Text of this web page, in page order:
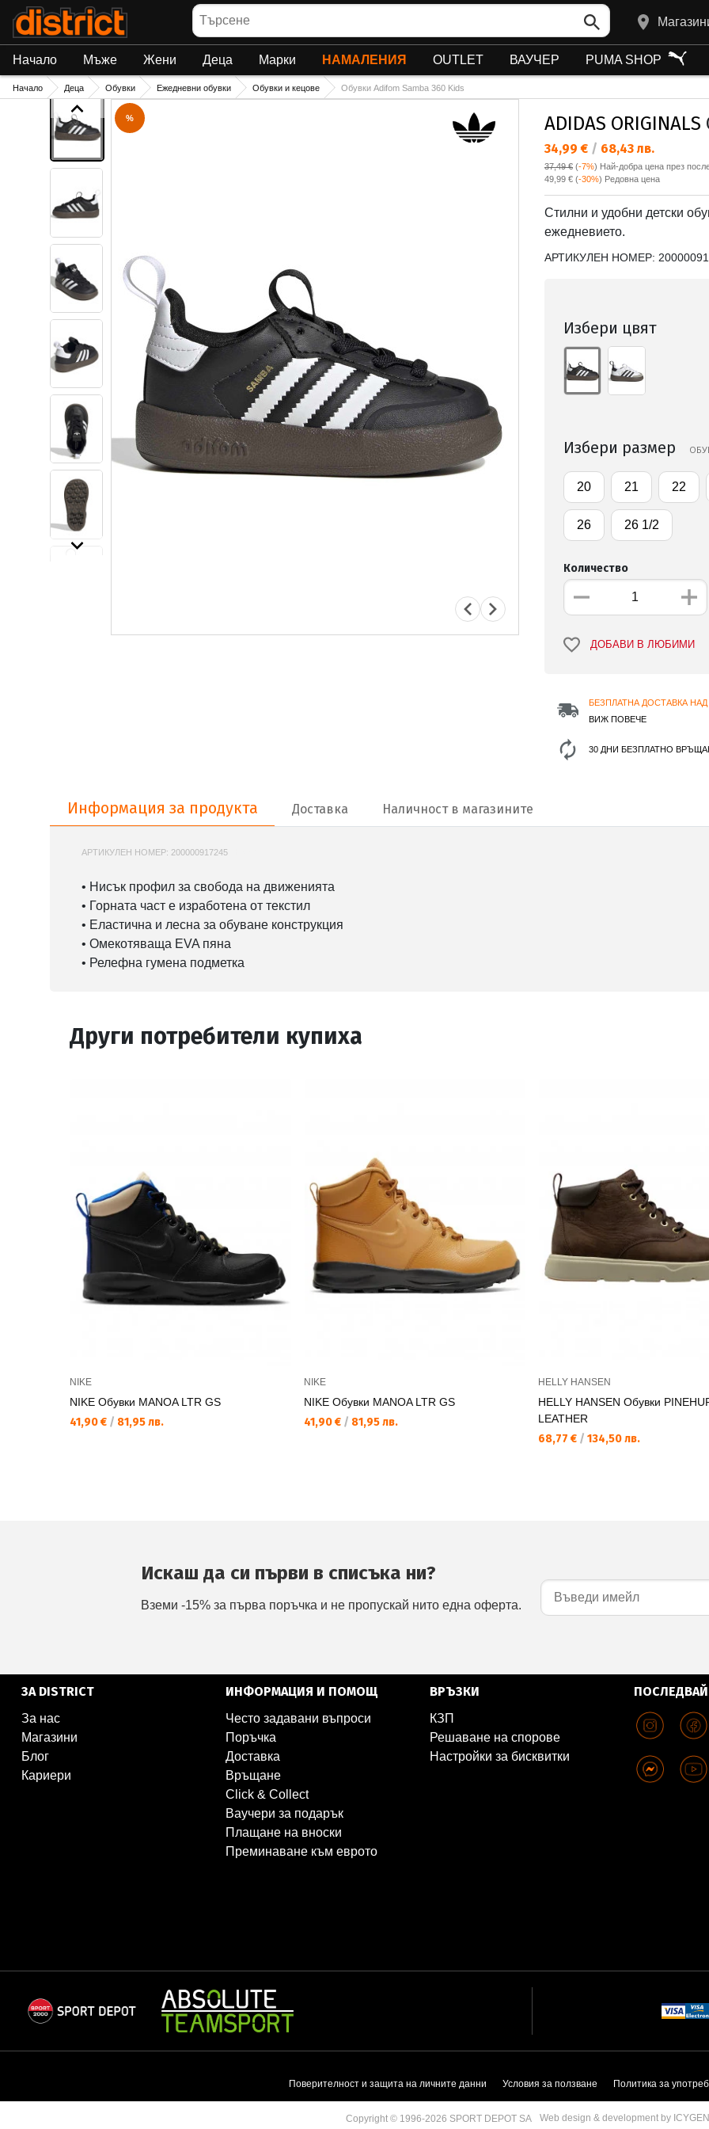
Търсене
Начало Мъже Жени Деца Марки НАМАЛЕНИЯ OUTLET ВАУЧЕР PUMA SHOP
Начало Деца Обувки Ежедневни обувки Обувки и кецове Обувки Adifom Samba 360 Kids
% ADIDAS ORIGINALS
Текуща цена:
34,99 € / 68,43 лв.
37,49 € (-7%) Най-добра цена през
Редовна цена:
49,99 € (-30%) Редовна цена
Стилни и удобни детски
ежедневието.
АРТИКУЛЕН НОМЕР:
Избери цвят
Избери размер
20 21 22
26 26 1/2
Количество
ДОБАВИ В ЛЮБИМИ
БЕЗПЛАТНА ДОСТАВКА НАД
ВИЖ ПОВЕЧЕ
30 ДНИ БЕЗПЛАТНО
Информация за продукта
Доставка Наличност в магазините
АРТИКУЛЕН НОМЕР: 200000917245
• Нисък профил за свобода на движенията
• Горната част е изработена от текстил
• Еластична и лесна за обуване конструкция
• Омекотяваща EVA пяна
• Релефна гумена подметка
Други потребители купиха
NIKE
NIKE Обувки MANOA LTR GS
41,90 € / 81,95 лв.
NIKE
NIKE Обувки MANOA LTR GS
41,90 € / 81,95 лв.
HELLY HANSEN
HELLY HANSEN Обувки
LEATHER
68,77 € / 134,50 лв.
Искаш да си първи в списъка ни?
Вземи -15% за първа поръчка и не пропускай нито една оферта.
ЗА DISTRICT
За нас
Магазини
Блог
Кариери
ИНФОРМАЦИЯ И ПОМОЩ
Често задавани въпроси
Поръчка
Доставка
Връщане
Click & Collect
Ваучери за подарък
Плащане на вноски
Преминаване към еврото
ВРЪЗКИ
КЗП
Решаване на спорове
Настройки за бисквитки
Поверителност и защита на личните данни Условия за ползване Политика за
Copyright © 1996-2026 SPORT DEPOT SA Web design & development by ICYGEN